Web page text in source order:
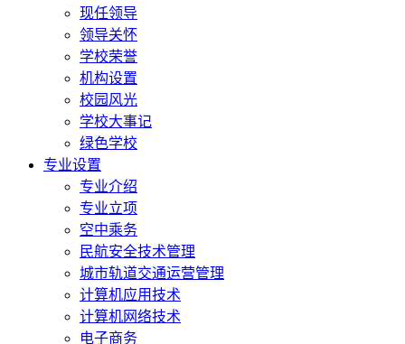
现任领导
领导关怀
学校荣誉
机构设置
校园风光
学校大事记
绿色学校
专业设置
专业介绍
专业立项
空中乘务
民航安全技术管理
城市轨道交通运营管理
计算机应用技术
计算机网络技术
电子商务